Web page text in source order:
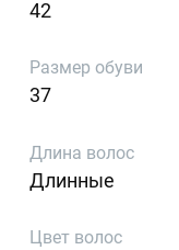
42
Размер обуви
37
Длина волос
Длинные
Цвет волос